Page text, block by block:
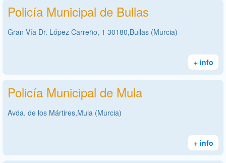
Policía Municipal de Bullas
Gran Vía Dr. López Carreño, 1 30180,Bullas (Murcia)
+ info
Policía Municipal de Mula
Avda. de los Mártires,Mula (Murcia)
+ info